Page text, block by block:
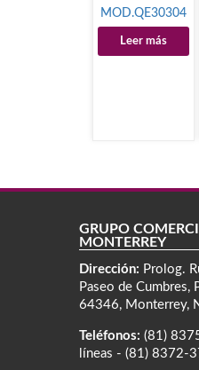
MOD.QE30304
Leer más
GRUPO
MONTERREY
Dirección: Prolog.
Paseo de Cumbres,
64346, Monterrey,
Teléfonos: (81)
líneas - (81) 8372-